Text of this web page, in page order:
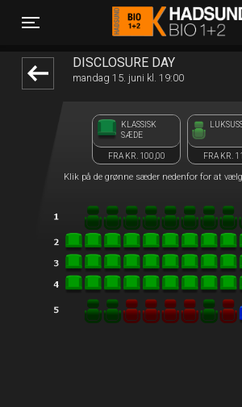
Toggle navigation
Hadsund Bio 1+2
DISCLOSURE DAY
mandag 15. juni kl. 19:00
KLASSISK
SÆDE
FRA KR. 100,00 FRA KR.
Klik på de grønne sæder nedenfor for at
front05-temp 101612